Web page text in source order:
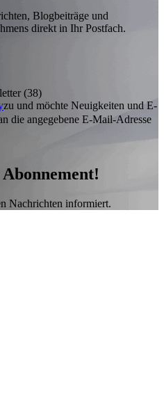
Blogbeiträge und
direkt in Ihr Postfach.
(38)
zu und möchte Neuigkeiten und E-
die angegebene E-Mail-Adresse
Nachrichten informiert.